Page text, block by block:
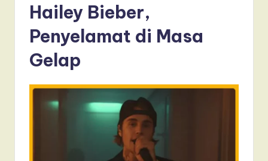
Hailey Bieber,
Penyelamat di Masa
Gelap